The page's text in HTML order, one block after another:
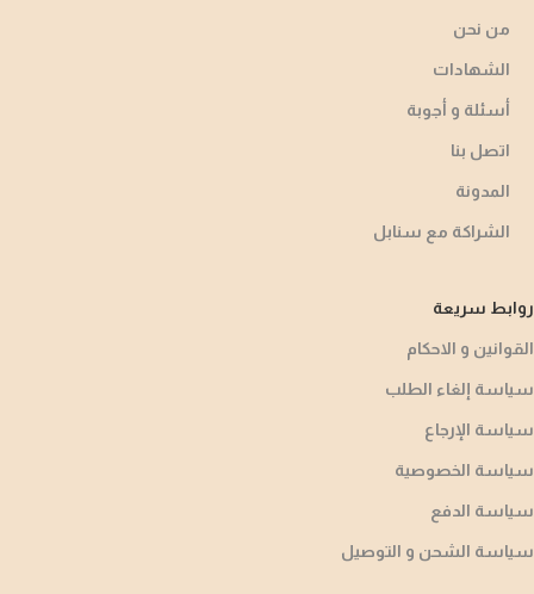
من نحن
الشهادات
أسئلة و أجوبة​
اتصل بنا
المدونة
الشراكة مع سنابل
روابط سريعة
القوانين و الاحكام
سياسة إلغاء الطلب
سياسة الإرجاع
سياسة الخصوصية
سياسة الدفع
سياسة الشحن و التوصيل